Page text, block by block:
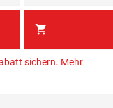
shopping_cart
sichern. Mehr